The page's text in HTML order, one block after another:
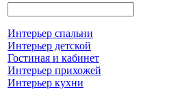
Интерьер спальни
Интерьер детской
Гостиная и кабинет
Интерьер прихожей
Интерьер кухни